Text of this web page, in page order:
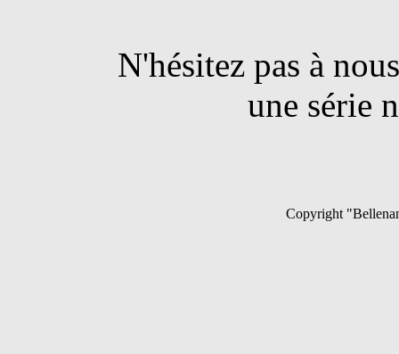
N'hésitez pas à
une série
Copyright